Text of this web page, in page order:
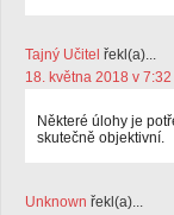
Tajný Učitel řekl(a)...
18. května 2018 v 7:32
Některé úlohy je
skutečně objektivní.
Unknown řekl(a)...